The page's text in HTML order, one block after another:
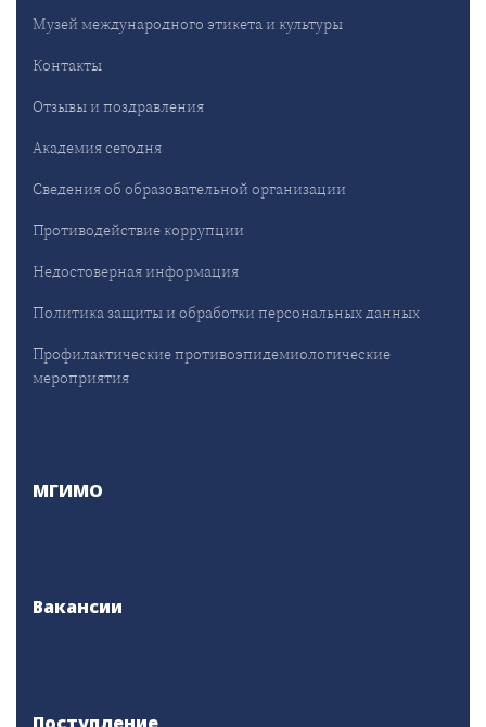
Музей международного этикета и культуры
Контакты
Отзывы и поздравления
Академия сегодня
Сведения об образовательной организации
Противодействие коррупции
Недостоверная информация
Политика защиты и обработки персональных данных
Профилактические противоэпидемиологические
мероприятия
МГИМО
Вакансии